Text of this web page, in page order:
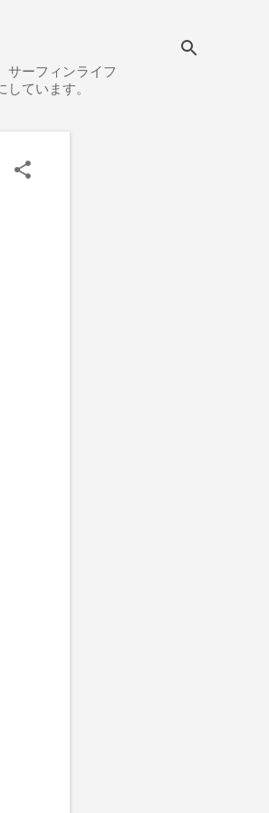
サーフィンライフ
ています。